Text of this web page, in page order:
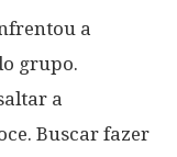
a
grupo.
a
Buscar fazer